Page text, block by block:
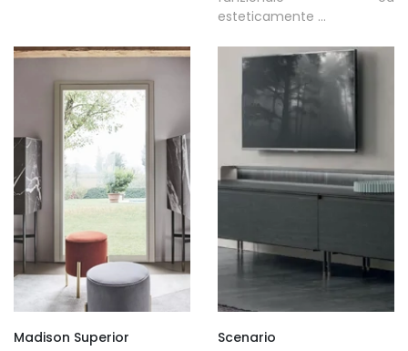
esteticamente ...
Madison Superior
Scenario